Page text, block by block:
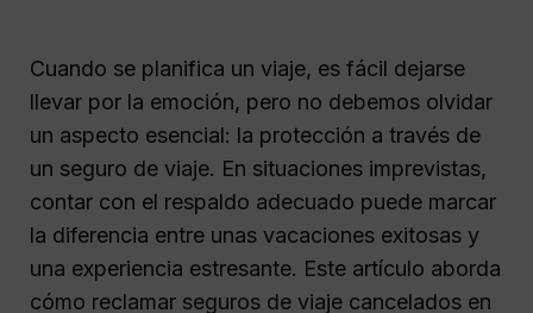
Cuando se planifica un viaje, es fácil dejarse
llevar por la emoción, pero no debemos olvidar
un aspecto esencial: la protección a través de
un seguro de viaje. En situaciones imprevistas,
contar con el respaldo adecuado puede marcar
la diferencia entre unas vacaciones exitosas y
una experiencia estresante. Este artículo aborda
cómo reclamar seguros de viaje cancelados en